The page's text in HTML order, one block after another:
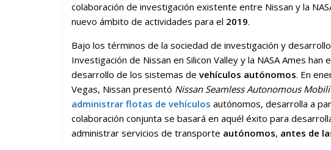
colaboración de investigación existente entre Nissan y la
nuevo ámbito de actividades para el 2019.
Bajo los términos de la sociedad de investigación y desarrollo
Investigación de Nissan en Silicon Valley y la NASA Ames
desarrollo de los sistemas de vehículos autónomos. En
Vegas, Nissan presentó Nissan Seamless Autonomous
administrar flotas de vehículos autónomos, desarrolla a
colaboración conjunta se basará en aquél éxito para
administrar servicios de transporte autónomos, antes de